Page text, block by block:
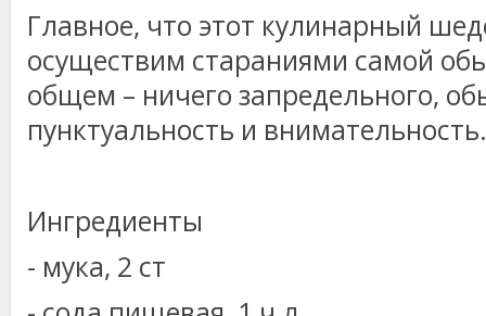
Главное, что этот кулинарный
осуществим стараниями самой
общем – ничего запредельного,
пунктуальность и внимательность.
Ингредиенты
- мука, 2 ст